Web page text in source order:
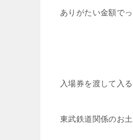
ありがたい金額でっ
入場券を渡して入
東武鉄道関係のお